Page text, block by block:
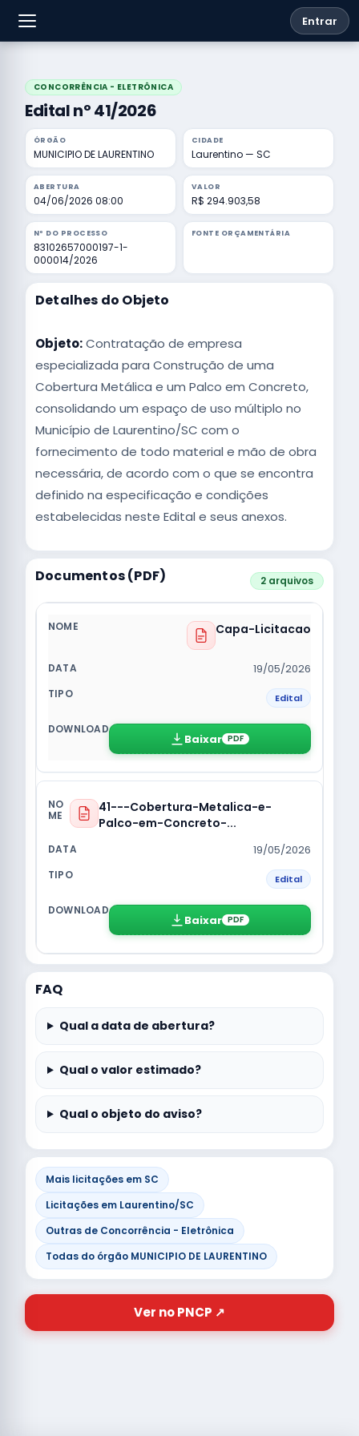
Entrar
CONCORRÊNCIA - ELETRÔNICA
Edital nº 41/2026
ÓRGÃO
MUNICIPIO DE LAURENTINO
CIDADE
Laurentino — SC
ABERTURA
04/06/2026 08:00
VALOR
R$ 294.903,58
Nº DO PROCESSO
83102657000197-1-
000014/2026
FONTE ORÇAMENTÁRIA
Detalhes do Objeto
Objeto:Contratação de empresa
especializada para Construção de uma
Cobertura Metálica e um Palco em Concreto,
consolidando um espaço de uso múltiplo no
Município de Laurentino/SC com o
fornecimento de todo material e mão de obra
necessária, de acordo com o que se encontra
definido na especificação e condições
estabelecidas neste Edital e seus anexos.
Documentos (PDF) 2 arquivos
Capa-Licitacao
19/05/2026
Edital
Baixar PDF
41---Cobertura-Metalica-e-
Palco-em-Concreto-...
19/05/2026
Edital
Baixar PDF
FAQ
Qual a data de abertura?
Qual o valor estimado?
Qual o objeto do aviso?
Mais licitações em SC
Licitações em Laurentino/SC
Outras de Concorrência - Eletrônica
Todas do órgão MUNICIPIO DE LAURENTINO
Ver no PNCP ↗